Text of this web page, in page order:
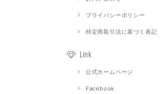
プライバシーポリシー
特定商取引法に基づく表記
Link
公式ホームページ
Facebook